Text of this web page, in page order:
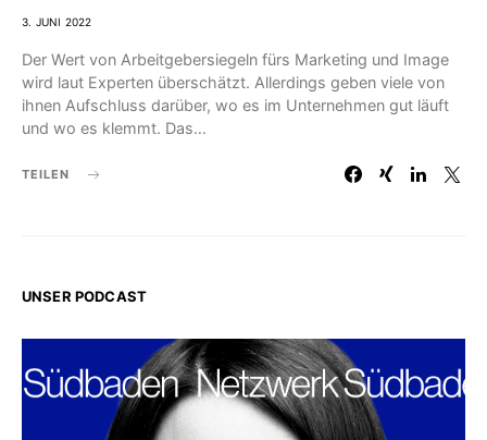
3. JUNI 2022
Der Wert von Arbeitgebersiegeln fürs Marketing und Image
wird laut Experten überschätzt. Allerdings geben viele von
ihnen Aufschluss darüber, wo es im Unternehmen gut läuft
und wo es klemmt. Das…
TEILEN
UNSER PODCAST